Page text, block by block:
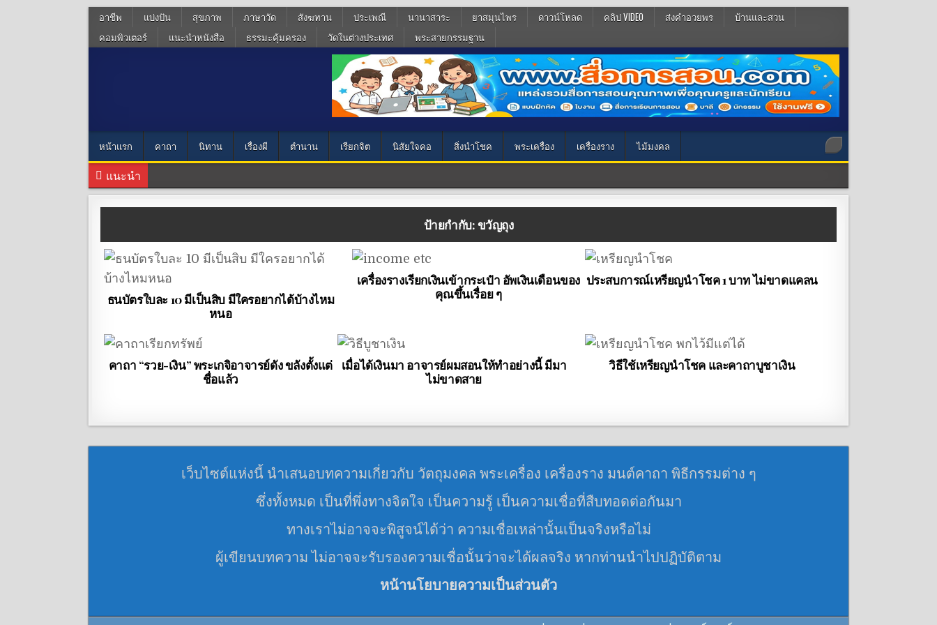
อาชีพ แบ่งปัน สุขภาพ ภาษาวัด สังฆทาน ประเพณี นานาสาระ ยาสมุนไพร ดาวน์โหลด คลิป VIDEO ส่งคำอวยพร
บ้านและสวน
คอมพิวเตอร์
แนะนำหนังสือ ธรรมะคุ้มครอง วัดในต่างประเทศ พระสายกรรมฐาน
หน้าแรก คาถา นิทาน เรื่องผี ตำนาน เรียกจิต นิสัยใจคอ สิ่งนำโชค พระเครื่อง เครื่องราง ไม้มงคล
แนะนำ
ป้ายกำกับ:ขวัญถุง
ธนบัตรใบละ 10 มีเป็นสิบ มีใครอยากได้บ้างไหม
หนอ
เครื่องรางเรียกเงินเข้ากระเป๋า อัพเงินเดือนของ
คุณขึ้นเรื่อย ๆ
ประสบการณ์เหรียญนำโชค 1 บาท ไม่ขาดแคลน
คาถา “รวย-เงิน” พระเกจิอาจารย์ดัง ขลังตั้งแต่
ชื่อแล้ว
เมื่อได้เงินมา อาจารย์ผมสอนให้ทำอย่างนี้ มีมา
ไม่ขาดสาย
วิธีใช้เหรียญนำโชค และคาถาบูชาเงิน
เว็บไซต์แห่งนี้ นำเสนอบทความเกี่ยวกับ วัตถุมงคล พระเครื่อง เครื่องราง มนต์คาถา พิธีกรรมต่าง ๆ
ซึ่งทั้งหมด เป็นที่พึ่งทางจิตใจ เป็นความรู้ เป็นความเชื่อที่สืบทอดต่อกันมา
ทางเราไม่อาจจะพิสูจน์ได้ว่า ความเชื่อเหล่านั้นเป็นจริงหรือไม่
ผู้เขียนบทความ ไม่อาจจะรับรองความเชื่อนั้นว่าจะได้ผลจริง หากท่านนำไปปฏิบัติตาม
หน้านโยบายความเป็นส่วนตัว